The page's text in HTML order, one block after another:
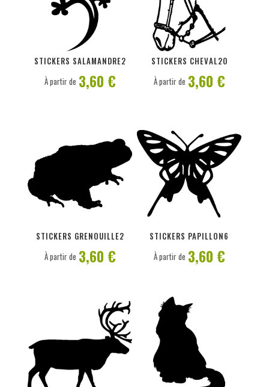
STICKERS SALAMANDRE2
PERSONNALISER
À partir de 3,60 €
STICKERS CHEVAL20
PERSONNALISER
À partir de 3,60 €
STICKERS GRENOUILLE2
À partir de 3,60 €
STICKERS PAPILLON6
À partir de 3,60 €